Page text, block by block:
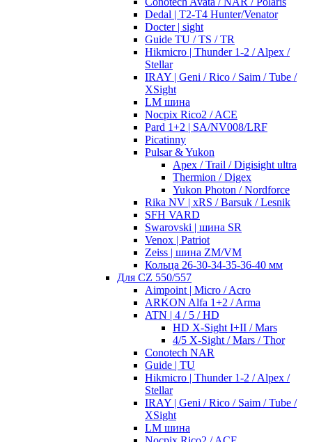
Dedal | T2-T4 Hunter/Venator
Docter | sight
Guide TU / TS / TR
Hikmicro | Thunder 1-2 / Alpex /
Stellar
IRAY | Geni / Rico / Saim / Tube /
XSight
LM шина
Nocpix Rico2 / ACE
Pard 1+2 | SA/NV008/LRF
Picatinny
Pulsar & Yukon
Apex / Trail / Digisight ultra
Thermion / Digex
Yukon Photon / Nordforce
Rika NV | xRS / Barsuk / Lesnik
SFH VARD
Swarovski | шина SR
Venox | Patriot
Zeiss | шина ZM/VM
Кольца 26-30-34-35-36-40 мм
Для CZ 550/557
Aimpoint | Micro / Acro
ARKON Alfa 1+2 / Arma
ATN | 4 / 5 / HD
HD X-Sight I+II / Mars
4/5 X-Sight / Mars / Thor
Conotech NAR
Guide | TU
Hikmicro | Thunder 1-2 / Alpex /
Stellar
IRAY | Geni / Rico / Saim / Tube /
XSight
LM шина